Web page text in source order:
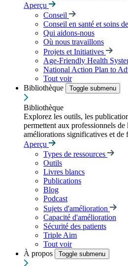
Aperçu
Conseil
Conseil en santé et soins
Qui aidons-nous
Où nous travaillons
Projets et Initiatives
Age-Friendly Health
National Action Plan to
Tout voir
Bibliothèque
Toggle submenu
Bibliothèque
Explorez les outils, les
permettent aux professionnels de
améliorations significatives et de
Aperçu
Types de ressources
Outils
Livres blancs
Publications
Blog
Podcast
Sujets d'amélioration
Capacité d'amélioration
Sécurité des patients
Triple Aim
Tout voir
À propos
Toggle submenu